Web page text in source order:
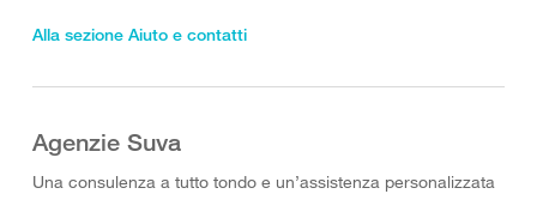
Alla sezione Aiuto e contatti
Agenzie Suva
Una consulenza a tutto tondo e un’assistenza personalizzata